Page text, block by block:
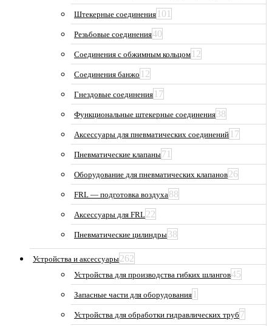
Штекерные соединения 101
Резьбовые соединения40
Соединения с обжимным кольцом 12
Соединения банжо 12
Гнездовые соединения 17
Функциональные штекерные соединения38
Аксессуары для пневматических соединений 17
Пневматические клапаны71
Оборудование для пневматических клапанов26
FRL — подготовка воздуха88
Аксессуары для FRL22
Пневматические цилиндры38
Устройства и аксессуары262
Устройства для производства гибких шлангов45
Запасные части для оборудования 1
Устройства для обработки гидравлических труб 7